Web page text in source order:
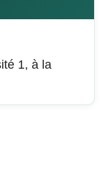
1, à la